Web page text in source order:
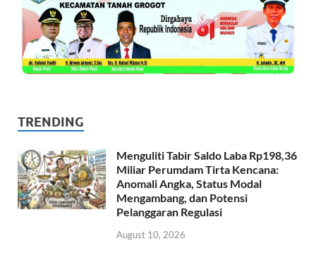
TRENDING
Menguliti Tabir Saldo Laba Rp198,36
Miliar Perumdam Tirta Kencana:
Anomali Angka, Status Modal
Mengambang, dan Potensi
Pelanggaran Regulasi
August 10, 2026